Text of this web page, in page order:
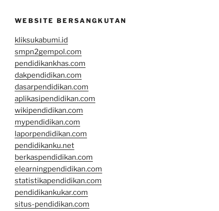
WEBSITE BERSANGKUTAN
kliksukabumi.id
smpn2gempol.com
pendidikankhas.com
dakpendidikan.com
dasarpendidikan.com
aplikasipendidikan.com
wikipendidikan.com
mypendidikan.com
laporpendidikan.com
pendidikanku.net
berkaspendidikan.com
elearningpendidikan.com
statistikapendidikan.com
pendidikankukar.com
situs-pendidikan.com